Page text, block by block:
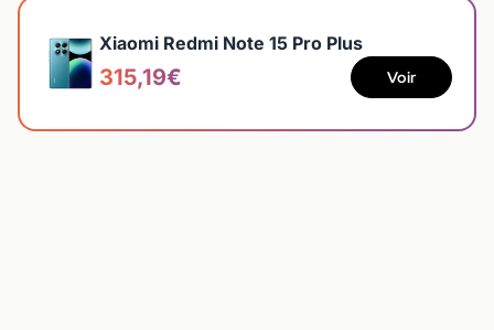
Xiaomi Redmi Note 15 Pro Plus
315,19€ Voir